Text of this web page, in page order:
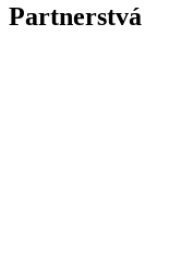
Partnerstvá